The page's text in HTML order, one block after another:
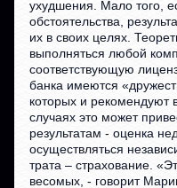
ухудшения. Мало того,
обстоятельства,
их в своих целях.
выполняться любой
соответствующую
банка имеются
которых и рекомендуют
случаях это может
результатам - оценка
осуществляться
трата – страхование.
весомых, - говорит